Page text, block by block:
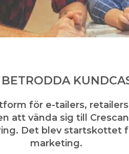
för e-tailers,
att vända sig till
Det blev
marketing.